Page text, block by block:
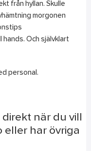
från hyllan. Skulle
morgonen
Och självklart
personal.
när du vill
eller har övriga